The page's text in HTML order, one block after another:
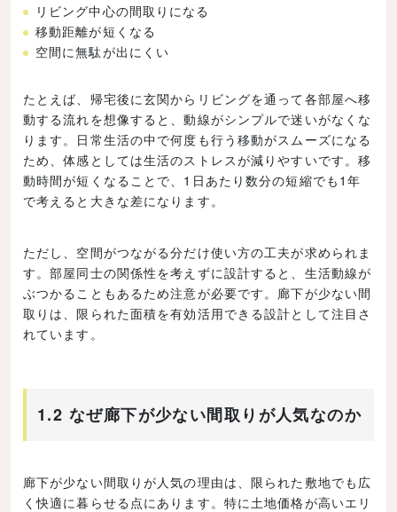
リビング中心の間取りになる
移動距離が短くなる
空間に無駄が出にくい
たとえば、帰宅後に玄関からリビングを通って各部屋へ移
動する流れを想像すると、動線がシンプルで迷いがなくな
ります。日常生活の中で何度も行う移動がスムーズになる
ため、体感としては生活のストレスが減りやすいです。移
動時間が短くなることで、1日あたり数分の短縮でも1年
で考えると大きな差になります。
ただし、空間がつながる分だけ使い方の工夫が求められま
す。部屋同士の関係性を考えずに設計すると、生活動線が
ぶつかることもあるため注意が必要です。廊下が少ない間
取りは、限られた面積を有効活用できる設計として注目さ
れています。
1.2 なぜ廊下が少ない間取りが人気なのか
廊下が少ない間取りが人気の理由は、限られた敷地でも広
く快適に暮らせる点にあります。特に土地価格が高いエリ